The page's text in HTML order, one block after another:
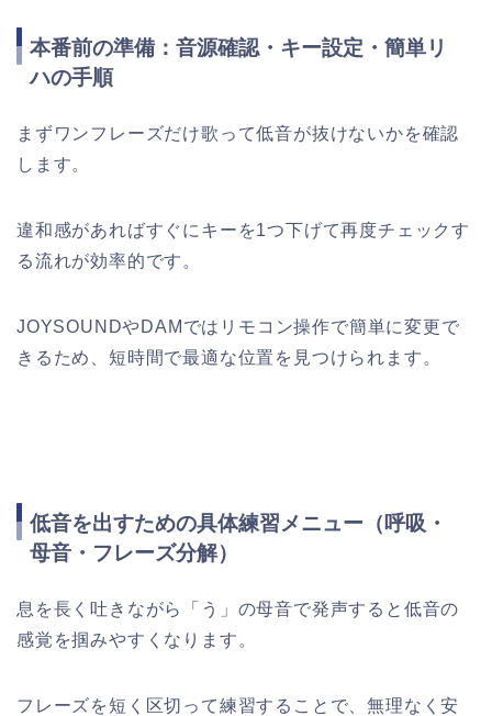
本番前の準備：音源確認・キー設定・簡単リ
ハの手順
まずワンフレーズだけ歌って低音が抜けないかを確認
します。
違和感があればすぐにキーを1つ下げて再度チェックす
る流れが効率的です。
JOYSOUNDやDAMではリモコン操作で簡単に変更で
きるため、短時間で最適な位置を見つけられます。
低音を出すための具体練習メニュー（呼吸・
母音・フレーズ分解）
息を長く吐きながら「う」の母音で発声すると低音の
感覚を掴みやすくなります。
フレーズを短く区切って練習することで、無理なく安